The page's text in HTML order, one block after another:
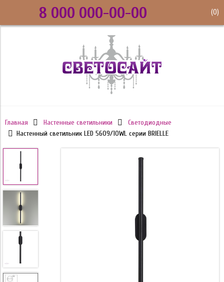
8 000 000-00-00 (0)
Главная Настенные светильники
Светодиодные
Настенный светильник LED 5609/10WL серии BRIELLE